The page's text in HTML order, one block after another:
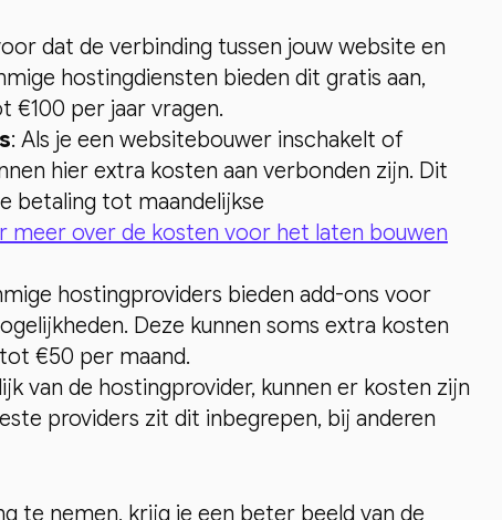
dat de verbinding tussen jouw website en
hostingdiensten bieden dit gratis aan,
€100 per jaar vragen.
: Als je een websitebouwer inschakelt of
hier extra kosten aan verbonden zijn. Dit
betaling tot maandelijkse
meer over de kosten voor het laten bouwen
hostingproviders bieden add-ons voor
Deze kunnen soms extra kosten
€50 per maand.
van de hostingprovider, kunnen er kosten zijn
providers zit dit inbegrepen, bij anderen
te nemen, krijg je een beter beeld van de